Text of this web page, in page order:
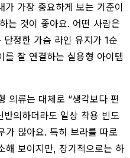
가 가장 중요하게 보는 기준이
는 것이 좋아요. 어떤 사람은
정한 가슴 라인 유지가 1순
잘 연결하는 실용형 아이템
의류는 대체로 “생각보다 편
의하더라도 일상 착용 빈도
가 많아요. 특히 브라를 따로
해 보이지만, 장기적으로는 하